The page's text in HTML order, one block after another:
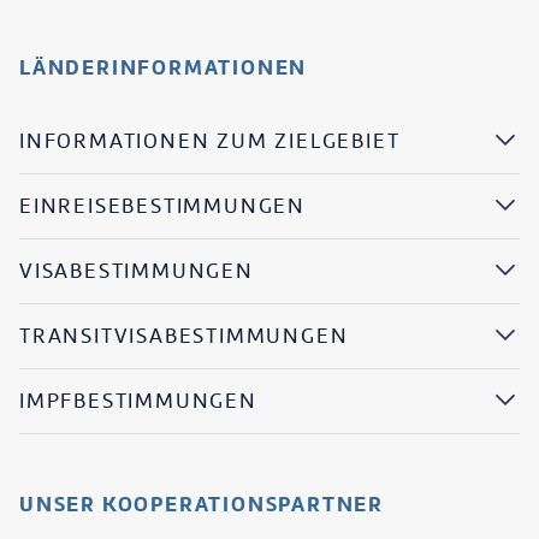
LÄNDERINFORMATIONEN
INFORMATIONEN ZUM ZIELGEBIET
EINREISEBESTIMMUNGEN
VISABESTIMMUNGEN
TRANSITVISABESTIMMUNGEN
IMPFBESTIMMUNGEN
UNSER KOOPERATIONSPARTNER